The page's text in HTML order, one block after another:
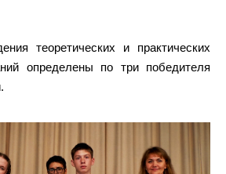
теоретических и практических
определены по три победителя